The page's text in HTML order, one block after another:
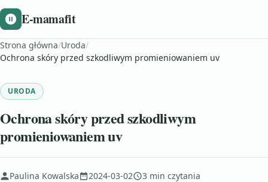
E-mamafit
Strona główna/Uroda/
Ochrona skóry przed szkodliwym promieniowaniem uv
URODA
Ochrona skóry przed szkodliwym
promieniowaniem uv
Paulina Kowalska 2024-03-02 3 min czytania